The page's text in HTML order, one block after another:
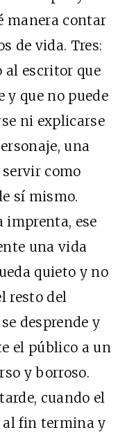
manera contar
de vida. Tres:
al escritor que
y que no puede
ni explicarse
una
servir como
sí mismo.
imprenta, ese
una vida
quieto y no
resto del
desprende y
el público a un
y borroso.
cuando el
al fin termina y